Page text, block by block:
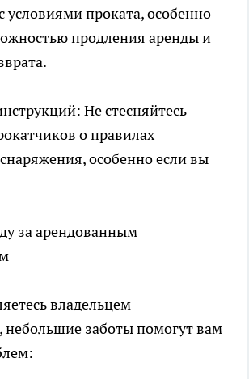
условиями проката, особенно
продления аренды и
Не стесняйтесь
о правилах
особенно если вы
за арендованным
владельцем
небольшие заботы помогут вам